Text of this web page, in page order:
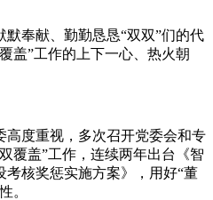
奉献、勤勤恳恳“双双”们的代
盖”工作的上下一心、热火朝
高度重视，多次召开党委会和专
覆盖”工作，连续两年出台《智
核奖惩实施方案》，用好“董
。